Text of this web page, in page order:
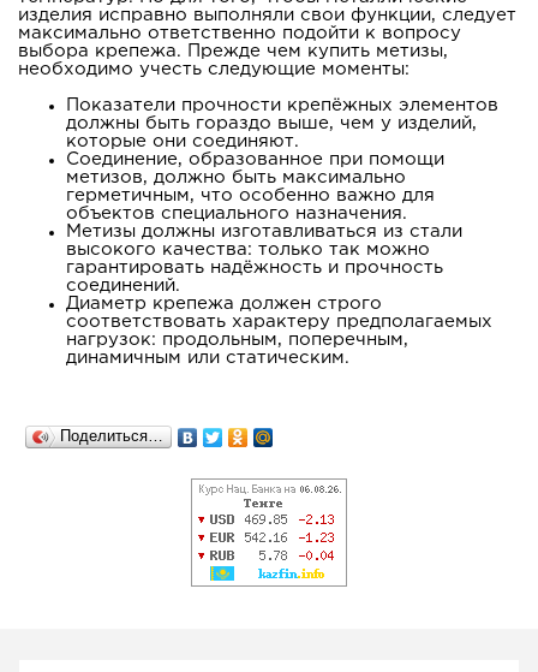
изделия исправно выполняли свои функции, следует
максимально ответственно подойти к вопросу
выбора крепежа. Прежде чем купить метизы,
необходимо учесть следующие моменты:
Показатели прочности крепёжных элементов
должны быть гораздо выше, чем у изделий,
которые они соединяют.
Соединение, образованное при помощи
метизов, должно быть максимально
герметичным, что особенно важно для
объектов специального назначения.
Метизы должны изготавливаться из стали
высокого качества: только так можно
гарантировать надёжность и прочность
соединений.
Диаметр крепежа должен строго
соответствовать характеру предполагаемых
нагрузок: продольным, поперечным,
динамичным или статическим.
Поделиться…